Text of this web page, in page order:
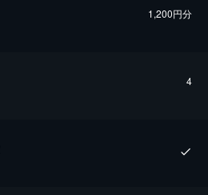
1,200円分
4